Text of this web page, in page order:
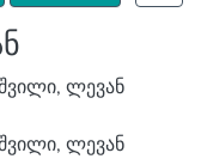
ლევან
ლევან